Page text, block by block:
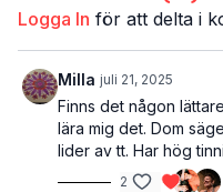
Det här är UPPE MED
Morgonyoga
Hela kroppen
37 minuter
UPPE MED TUPPEN tillhör
du ha fler
sköna sätt att starta dagen:
Logga In för att delta i
Milla juli 21, 2025
Finns det någon
lära mig det. Dom
lider av tt. Har hög
2